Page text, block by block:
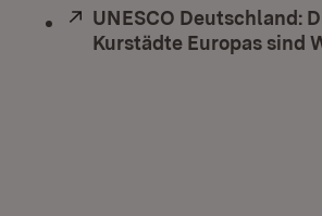
Extern:
UNESCO Deutschland:
Kurstädte Europas sind